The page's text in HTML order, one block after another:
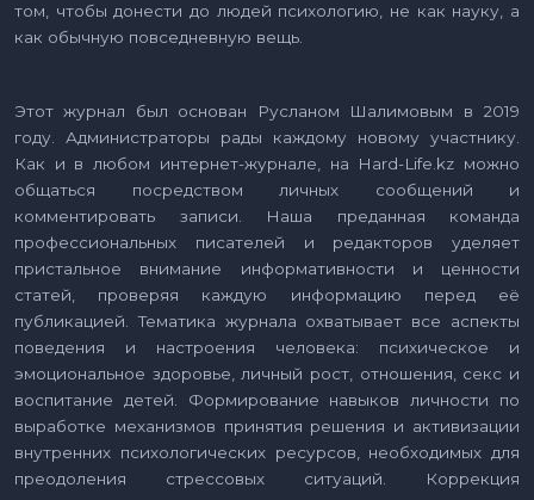
том, чтобы донести до людей психологию, не как науку, а
как обычную повседневную вещь.
Этот журнал был основан Русланом Шалимовым в 2019
году. Администраторы рады каждому новому участнику.
Как и в любом интернет-журнале, на Hard-Life.kz можно
общаться посредством личных сообщений и
комментировать записи. Наша преданная команда
профессиональных писателей и редакторов уделяет
пристальное внимание информативности и ценности
статей, проверяя каждую информацию перед её
публикацией. Тематика журнала охватывает все аспекты
поведения и настроения человека: психическое и
эмоциональное здоровье, личный рост, отношения, секс и
воспитание детей. Формирование навыков личности по
выработке механизмов принятия решения и активизации
внутренних психологических ресурсов, необходимых для
преодоления стрессовых ситуаций. Коррекция